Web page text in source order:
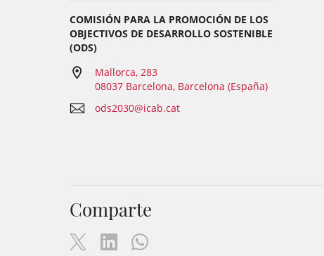
COMISIÓN PARA LA PROMOCIÓN DE LOS
OBJECTIVOS DE DESARROLLO SOSTENIBLE
(ODS)
Mallorca, 283
08037 Barcelona, Barcelona (España)
ods2030@icab.cat
Comparte